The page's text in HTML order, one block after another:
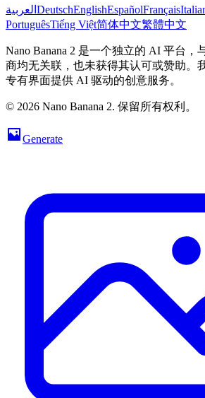
العربية DeutschEnglishEspañolFrançais
PortuguêsTiếng Việt简体中文繁體中文
Nano Banana 2 是一个独立的 AI 平台，
商均无关联，也未获得其认可或赞助。
专有界面提供 AI 驱动的创意服务。
© 2026 Nano Banana 2. 保留所有权利。
Generate